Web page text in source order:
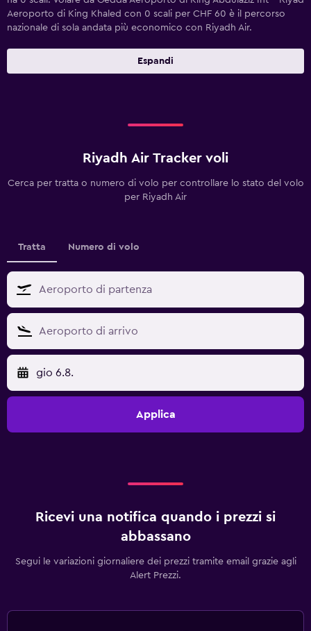
Aeroporto di King Khaled con 0 scali per CHF 60 è il percorso
nazionale di sola andata più economico con Riyadh Air.
Espandi
Riyadh Air Tracker voli
Cerca per tratta o numero di volo per controllare lo stato del volo
per Riyadh Air
Tratta Numero di volo
gio 6.8.
Applica
Ricevi una notifica quando i prezzi si
abbassano
Segui le variazioni giornaliere dei prezzi tramite email grazie agli
Alert Prezzi.